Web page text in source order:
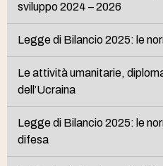
sviluppo 2024 – 2026
Legge di Bilancio 2025: le
Le attività umanitarie,
dell’Ucraina
Legge di Bilancio 2025: le
difesa